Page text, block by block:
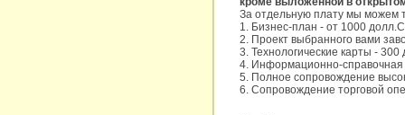
За отдельную плату мы можем
1. Бизнес-план - от 1000
2. Проект выбранного вами
3. Технологические карты -
4. Информационно-
5. Полное сопровождение
6. Сопровождение торговой